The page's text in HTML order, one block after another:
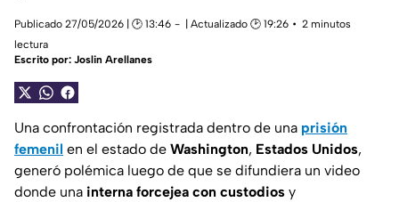
Publicado 27/05/2026 | 🕑 13:46 | Actualizado 🕑 19:26
2 minutos
lectura
Escrito por: Joslin Arellanes
Una confrontación registrada dentro de una prisión
femenil en el estado de Washington, Estados Unidos,
generó polémica luego de que se difundiera un video
donde una interna forcejea con custodios y